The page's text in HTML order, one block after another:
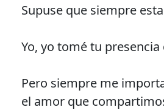
Supuse que siempre
Yo, yo tomé tu presencia
Pero siempre me
el amor que